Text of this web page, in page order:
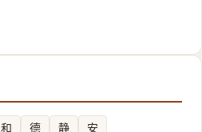
和 德 静 安